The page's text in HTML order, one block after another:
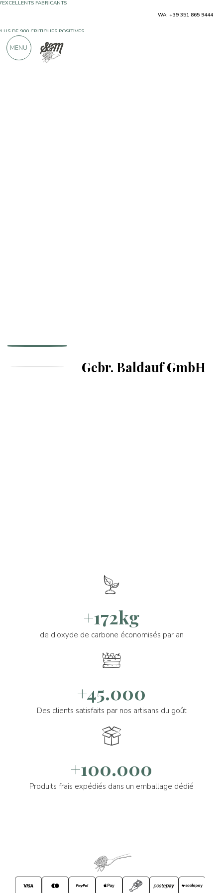
Gebr. Baldauf GmbH
+172kg
de dioxyde de carbone économisés par an
+45.000
Des clients satisfaits par nos artisans du goût
+100.000
Produits frais expédiés dans un emballage dédié
WA: +39 351 865 9444
MENU